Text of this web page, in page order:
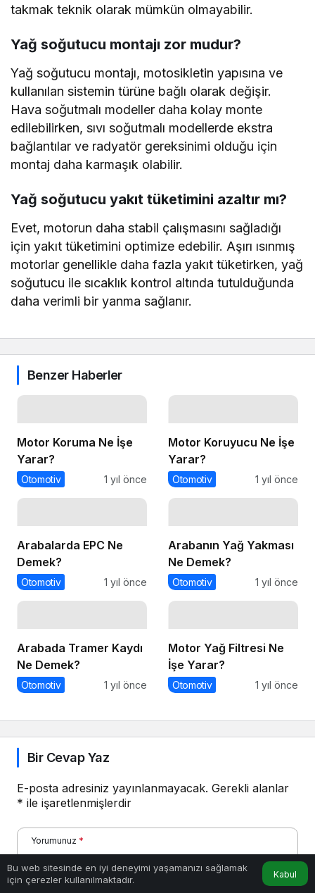
takmak teknik olarak mümkün olmayabilir.
Yağ soğutucu montajı zor mudur?
Yağ soğutucu montajı, motosikletin yapısına ve
kullanılan sistemin türüne bağlı olarak değişir.
Hava soğutmalı modeller daha kolay monte
edilebilirken, sıvı soğutmalı modellerde ekstra
bağlantılar ve radyatör gereksinimi olduğu için
montaj daha karmaşık olabilir.
Yağ soğutucu yakıt tüketimini azaltır mı?
Evet, motorun daha stabil çalışmasını sağladığı
için yakıt tüketimini optimize edebilir. Aşırı ısınmış
motorlar genellikle daha fazla yakıt tüketirken, yağ
soğutucu ile sıcaklık kontrol altında tutulduğunda
daha verimli bir yanma sağlanır.
Benzer Haberler
Motor Koruma Ne İşe
Yarar?
Otomotiv 1 yıl önce
Motor Koruyucu Ne İşe
Yarar?
Otomotiv 1 yıl önce
Arabalarda EPC Ne
Demek?
Otomotiv 1 yıl önce
Arabanın Yağ Yakması
Ne Demek?
Otomotiv 1 yıl önce
Arabada Tramer Kaydı
Ne Demek?
Otomotiv 1 yıl önce
Motor Yağ Filtresi Ne
İşe Yarar?
Otomotiv 1 yıl önce
Bir Cevap Yaz
E-posta adresiniz yayınlanmayacak. Gerekli alanlar
* ile işaretlenmişlerdir
Yorumunuz *
Bu web sitesinde en iyi deneyimi yaşamanızı sağlamak
için çerezler kullanılmaktadır.
Kabul